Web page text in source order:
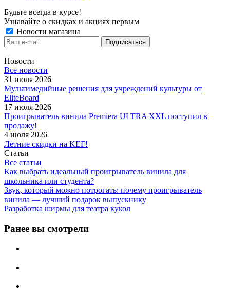
Будьте всегда в курсе!
Узнавайте о скидках и акциях первым
Новости магазина
Новости
Все новости
31 июля 2026
Мультимедийные решения для учреждений культуры от
EliteBoard
17 июля 2026
Проигрыватель винила Premiera ULTRA XXL поступил в
продажу!
4 июля 2026
Летние скидки на KEF!
Статьи
Все статьи
Как выбрать идеальный проигрыватель винила для
школьника или студента?
Звук, который можно потрогать: почему проигрыватель
винила — лучший подарок выпускнику
Разработка ширмы для театра кукол
Ранее вы смотрели